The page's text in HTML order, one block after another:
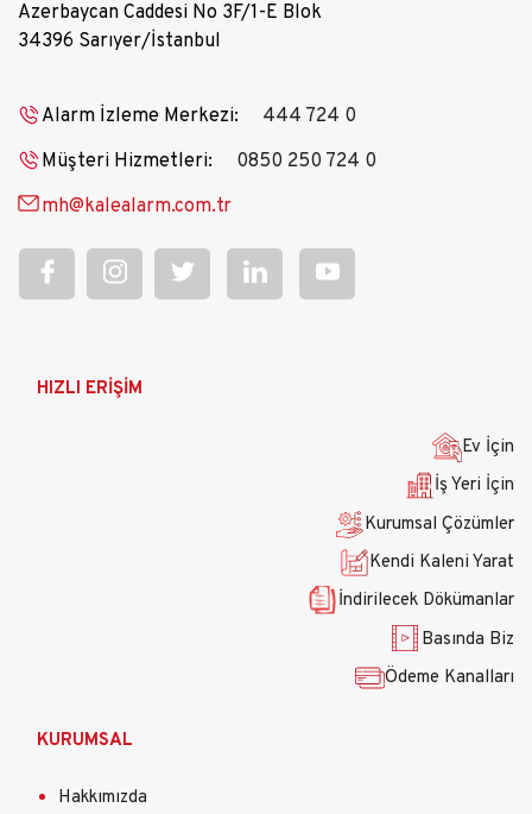
Azerbaycan Caddesi No 3F/1-E Blok
34396 Sarıyer/İstanbul
Alarm İzleme Merkezi:
444 724 0
Müşteri Hizmetleri:
0850 250 724 0
mh@kalealarm.com.tr
AnaHIZLI ERİŞİM
Ev İçin
İş Yeri İçin
Kurumsal Çözümler
Kendi Kaleni Yarat
İndirilecek Dökümanlar
Basında Biz
Ödeme Kanalları
KURUMSAL
Hakkımızda